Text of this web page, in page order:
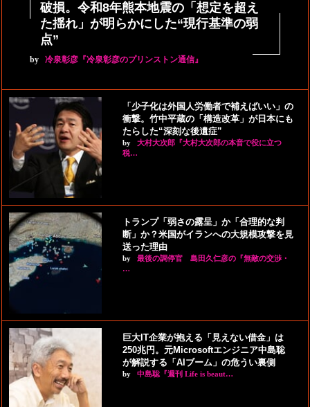
破損。令和8年熊本地震の「想定を超え
た揺れ」が明らかにした“現行基準の弱
点”
by 冷泉彰彦『冷泉彰彦のプリンストン通信』
「少子化は外国人労働者で補えばいい」の
衝撃。竹中平蔵の「構造改革」が日本にも
たらした“深刻な後遺症”
by
大村大次郎『大村大次郎の本音で役に立つ
税…
トランプ「弱さの露呈」か「合理的な判
断」か？米国がイランへの大規模攻撃を見
送った理由
by
最後の調停官 島田久仁彦の『無敵の交渉・
…
巨大IT企業が抱える「見えない借金」は
250兆円。元Microsoftエンジニア中島聡
が解説する「AIブーム」の危うい裏側
by 中島聡『週刊 Life is beaut…